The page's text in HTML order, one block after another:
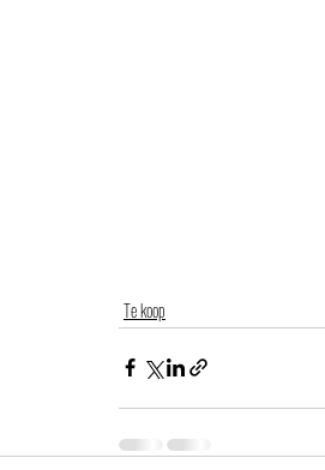
Te koop